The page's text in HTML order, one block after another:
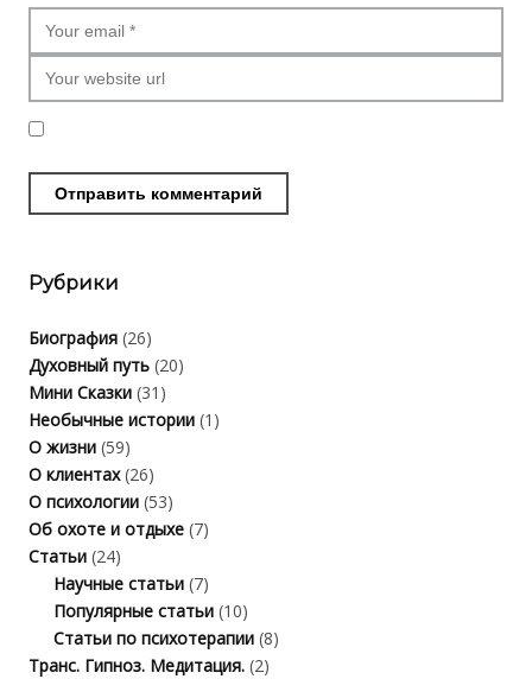
Рубрики
Биография (26)
Духовный путь (20)
Мини Сказки (31)
Необычные истории (1)
О жизни (59)
О клиентах(26)
О психологии (53)
Об охоте и отдыхе (7)
Статьи (24)
Научные статьи (7)
Популярные статьи (10)
Статьи по психотерапии (8)
Транс. Гипноз. Медитация. (2)